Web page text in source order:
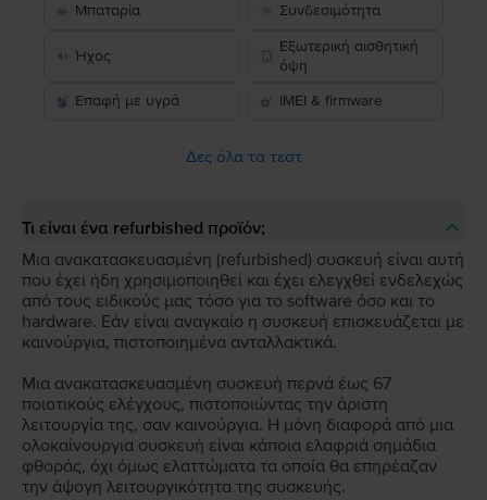
Μπαταρία Συνδεσιμότητα
Ήχος
Εξωτερική αισθητική
όψη
Επαφή με υγρά
IMEI & firmware
Δες όλα τα τεστ
Τι είναι ένα refurbished προϊόν;
Μια ανακατασκευασμένη (refurbished) συσκευή είναι αυτή
που έχει ήδη χρησιμοποιηθεί και έχει ελεγχθεί ενδελεχώς
από τους ειδικούς μας τόσο για το software όσο και το
hardware. Εάν είναι αναγκαίο η συσκευή επισκευάζεται με
καινούργια, πιστοποιημένα ανταλλακτικά.
Μια ανακατασκευασμένη συσκευή περνά έως 67
ποιοτικούς ελέγχους, πιστοποιώντας την άριστη
λειτουργία της, σαν καινούργια. Η μόνη διαφορά από μια
ολοκαίνουργια συσκευή είναι κάποια ελαφριά σημάδια
φθοράς, όχι όμως ελαττώματα τα οποία θα επηρέαζαν
την άψογη λειτουργικότητα της συσκευής.